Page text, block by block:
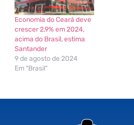
Economia do Ceará deve
crescer 2,9% em 2024,
acima do Brasil, estima
Santander
9 de agosto de 2024
Em "Brasil"